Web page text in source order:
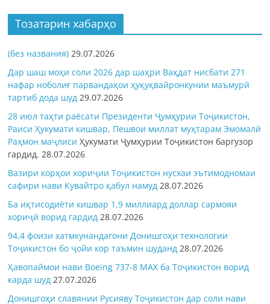
Тозатарин хабарҳо
(без названия) 29.07.2026
Дар шаш моҳи соли 2026 дар шаҳри Ваҳдат нисбати 271
нафар ноболиғ парвандаҳои ҳуқуқвайронкунии маъмурӣ
тартиб дода шуд 29.07.2026
28 июл таҳти раёсати Президенти Ҷумҳурии Тоҷикистон,
Раиси Ҳукумати кишвар, Пешвои миллат муҳтарам Эмомалӣ
Раҳмон маҷлисиҲукумати Ҷумҳурии Тоҷикистон баргузор
гардид.28.07.2026
Вазири корҳои хориҷии Тоҷикистон нусхаи эътимодномаи
сафири нави Кувайтро қабул намуд 28.07.2026
Ба иқтисодиёти кишвар 1,9 миллиард доллар сармояи
хориҷӣ ворид гардид 28.07.2026
94,4 фоизи хатмкунандагони Донишгоҳи технологии
Тоҷикистон бо ҷойи кор таъмин шуданд 28.07.2026
Ҳавопаймои нави Boeing 737-8 MAX ба Тоҷикистон ворид
карда шуд 27.07.2026
Донишгоҳи славянии Русияву Тоҷикистон дар соли нави